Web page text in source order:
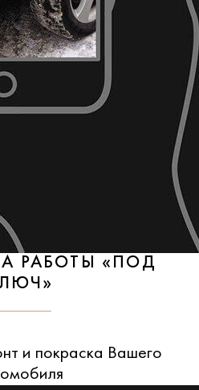
РАБОТЫ «ПОД
и покраска Вашего